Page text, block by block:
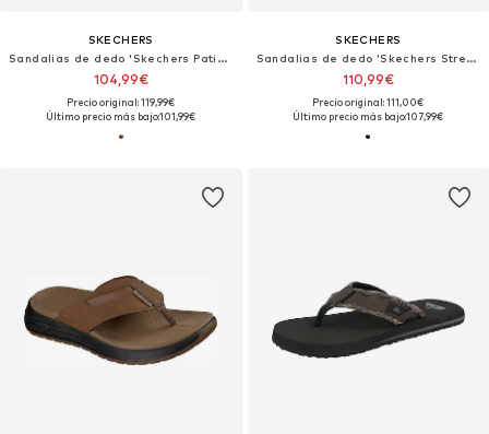
SKECHERS
Sandalias de dedo 'Skechers Patino - Marlee'
104,99€
Precio original: 119,99€
Último precio más bajo:101,99€
SKECHERS
Sandalias de dedo 'Skechers Street Retro Jogger-tate'
110,99€
Precio original: 111,00€
Último precio más bajo:107,99€